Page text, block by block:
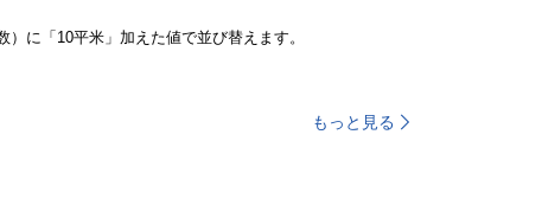
に「10平米」加えた値で並び替えます。
もっと見る